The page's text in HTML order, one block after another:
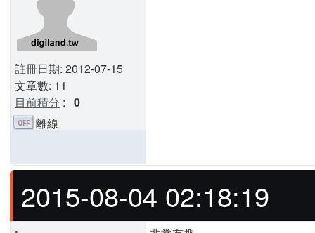
註冊日期: 2012-07-15
文章數: 11
目前積分 : 0
離線
2015-08-04 02:18:19